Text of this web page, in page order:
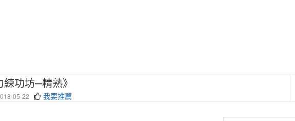
功坊─精熟》
05-22 我要推薦